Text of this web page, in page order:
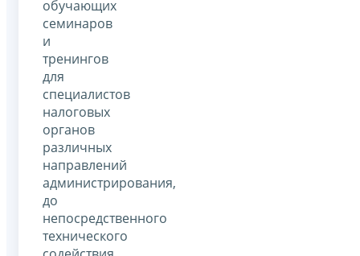
обучающих
семинаров
и
тренингов
для
специалистов
налоговых
органов
различных
направлений
администрирования,
до
непосредственного
технического